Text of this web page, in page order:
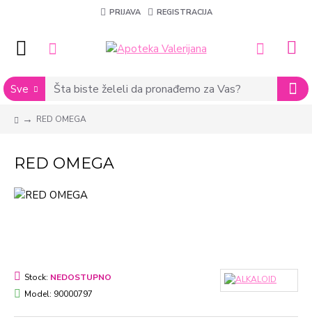
PRIJAVA REGISTRACIJA
Sve
RED OMEGA
RED OMEGA
Stock: NEDOSTUPNO
Model: 90000797